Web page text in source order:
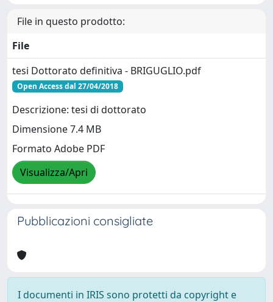
File in questo prodotto:
File
tesi Dottorato definitiva - BRIGUGLIO.pdf
Open Access dal 27/04/2018
Descrizione: tesi di dottorato
Dimensione 7.4 MB
Formato Adobe PDF
Visualizza/Apri
Pubblicazioni consigliate
I documenti in IRIS sono protetti da copyright e